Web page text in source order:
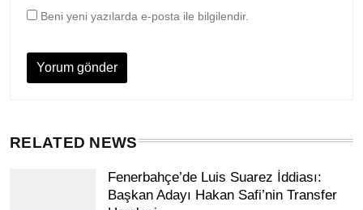
Beni yeni yazılarda e-posta ile bilgilendir.
RELATED NEWS
Fenerbahçe’de Luis Suarez İddiası:
Başkan Adayı Hakan Safi’nin Transfer